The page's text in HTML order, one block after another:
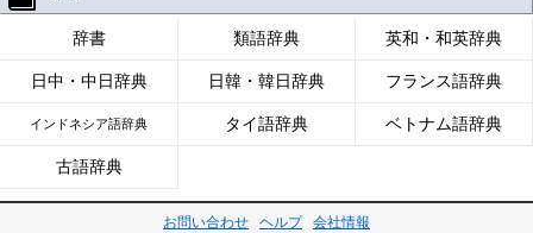
辞書 類語辞典 英和・和英辞典
日中・中日辞典 日韓・韓日辞典 フランス語辞典
インドネシア語辞典 タイ語辞典 ベトナム語辞典
古語辞典
お問い合わせ ヘルプ 会社情報